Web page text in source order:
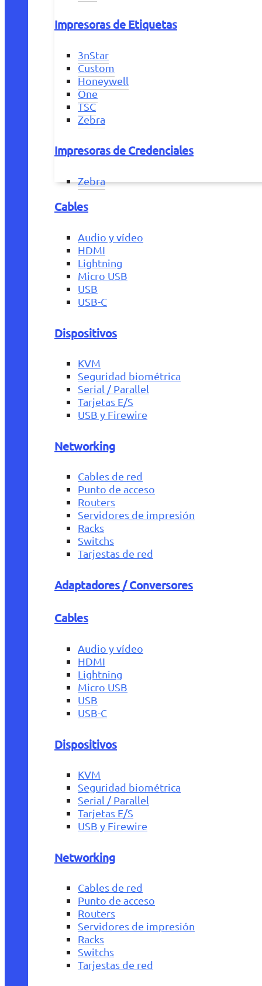
Impresoras de Etiquetas
3nStar
Custom
Honeywell
One
TSC
Zebra
Impresoras de Credenciales
Zebra
Cables
Audio y vídeo
HDMI
Lightning
Micro USB
USB
USB-C
Dispositivos
KVM
Seguridad biométrica
Serial / Parallel
Tarjetas E/S
USB y Firewire
Networking
Cables de red
Punto de acceso
Routers
Servidores de impresión
Racks
Switchs
Tarjestas de red
Adaptadores / Conversores
Cables
Audio y vídeo
HDMI
Lightning
Micro USB
USB
USB-C
Dispositivos
KVM
Seguridad biométrica
Serial / Parallel
Tarjetas E/S
USB y Firewire
Networking
Cables de red
Punto de acceso
Routers
Servidores de impresión
Racks
Switchs
Tarjestas de red